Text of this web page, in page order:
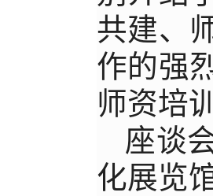
共建、
作的强
师资培
座谈
化展览